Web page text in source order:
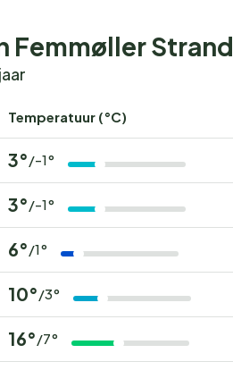
Femmøller Strand
Temperatuur (°C)
3°/-1°
3°/-1°
6°/1°
10°/3°
16°/7°